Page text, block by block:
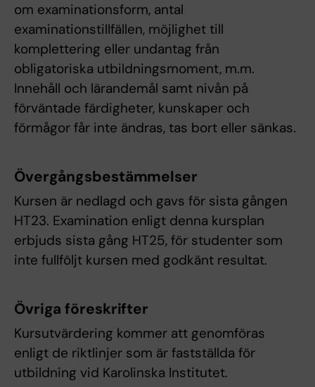
om examinationsform, antal
examinationstillfällen, möjlighet till
komplettering eller undantag från
obligatoriska utbildningsmoment, m.m.
Innehåll och lärandemål samt nivån på
förväntade färdigheter, kunskaper och
förmågor får inte ändras, tas bort eller sänkas.
Övergångsbestämmelser
Kursen är nedlagd och gavs för sista gången
HT23. Examination enligt denna kursplan
erbjuds sista gång HT25, för studenter som
inte fullföljt kursen med godkänt resultat.
Övriga föreskrifter
Kursutvärdering kommer att genomföras
enligt de riktlinjer som är fastställda för
utbildning vid Karolinska Institutet.